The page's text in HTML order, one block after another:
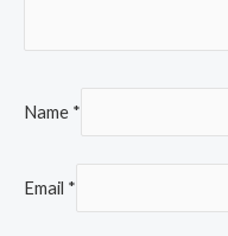
Name *
Email *